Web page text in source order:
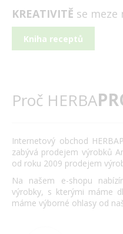
KREATIVITĚ se meze
Kniha receptů
Proč HERBA
Internetový obchod
zabývá prodejem výrobků
od roku 2009 prodejem
Na našem e-shopu
výrobky, s kterými máme
máme výborné ohlasy od